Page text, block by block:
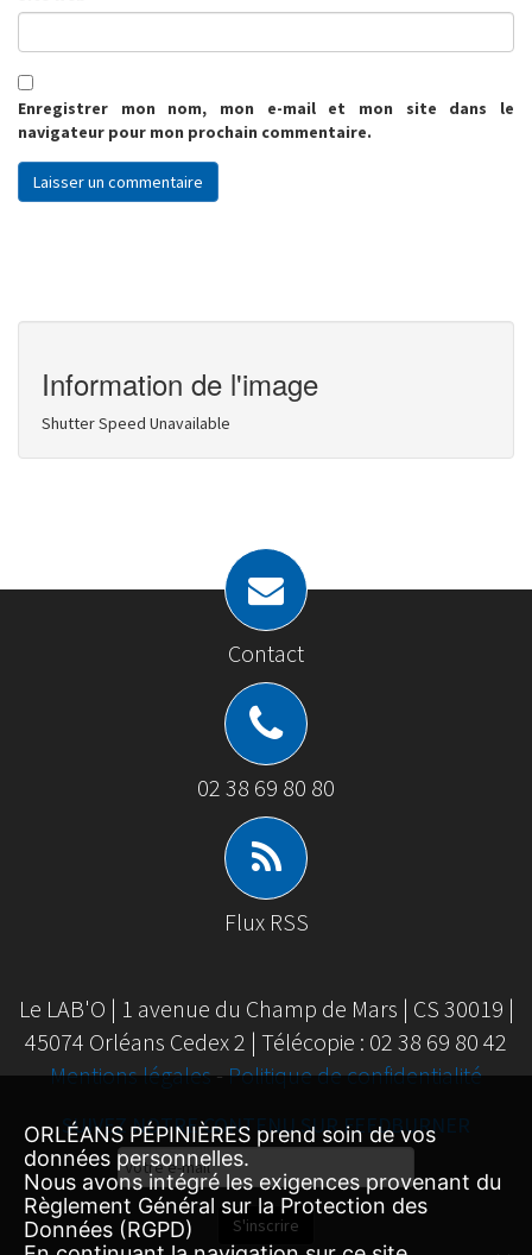
Enregistrer mon nom, mon e-mail et mon site dans le
navigateur pour mon prochain commentaire.
Information de l'image
Shutter Speed Unavailable
Contact
02 38 69 80 80
Flux RSS
Le LAB'O | 1 avenue du Champ de Mars | CS 30019 |
45074 Orléans Cedex 2 | Télécopie : 02 38 69 80 42
Mentions légales-Politique de confidentialité
SUIVEZ NOTRE CONTENU SUR FEEDBURNER
Email
Subscription
S'inscrire
ORLÉANS PÉPINIÈRES prend soin de vos
données personnelles.
Nous avons intégré les exigences provenant du
Règlement Général sur la Protection des
Données (RGPD)